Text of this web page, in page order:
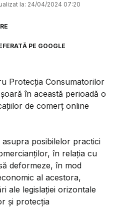
la: 24/04/2024 07:20
PE GOOGLE
Protecţia Consumatorilor
în această perioadă o
de comerț online
asupra posibilelor practici
în relaţia cu
deformeze, în mod
al acestora,
ale legislaţiei orizontale
şi protecţia